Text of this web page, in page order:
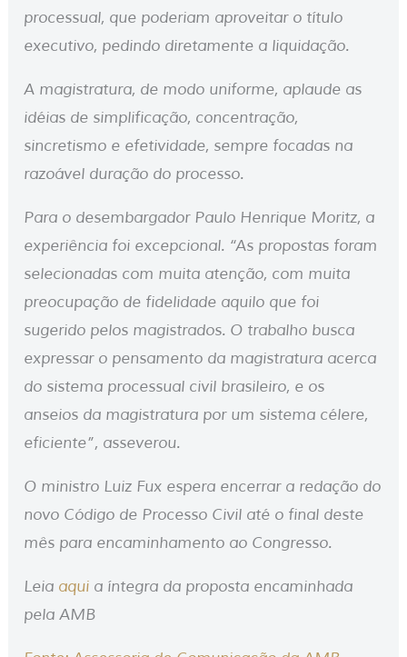
processual, que poderiam aproveitar o título
executivo, pedindo diretamente a liquidação.
A magistratura, de modo uniforme, aplaude as
idéias de simplificação, concentração,
sincretismo e efetividade, sempre focadas na
razoável duração do processo.
Para o desembargador Paulo Henrique Moritz, a
experiência foi excepcional. “As propostas foram
selecionadas com muita atenção, com muita
preocupação de fidelidade aquilo que foi
sugerido pelos magistrados. O trabalho busca
expressar o pensamento da magistratura acerca
do sistema processual civil brasileiro, e os
anseios da magistratura por um sistema célere,
eficiente”, asseverou.
O ministro Luiz Fux espera encerrar a redação do
novo Código de Processo Civil até o final deste
mês para encaminhamento ao Congresso.
Leia aqui a íntegra da proposta encaminhada
pela AMB